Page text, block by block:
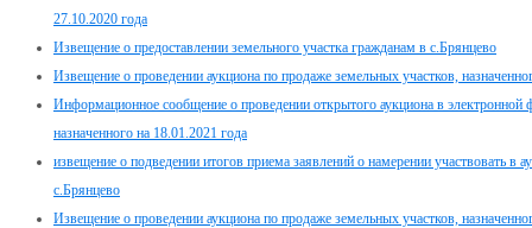
27.10.2020 года
Извещение о предоставлении земельного участка гражданам в с.Брянцево
Извещение о проведении аукциона по продаже земельных участков,
Информационное сообщение о проведении открытого аукциона в
назначенного на 18.01.2021 года
извещение о подведении итогов приема заявлений о намерении участвовать в
с.Брянцево
Извещение о проведении аукциона по продаже земельных участков,